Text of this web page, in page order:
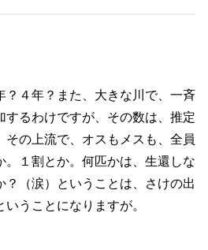
？４年？また、大きな川で、一斉
するわけですが、その数は、推定
その上流で、オスもメスも、全員
。１割とか。何匹かは、生還しな
？（涙）ということは、さけの出
うことになりますが。